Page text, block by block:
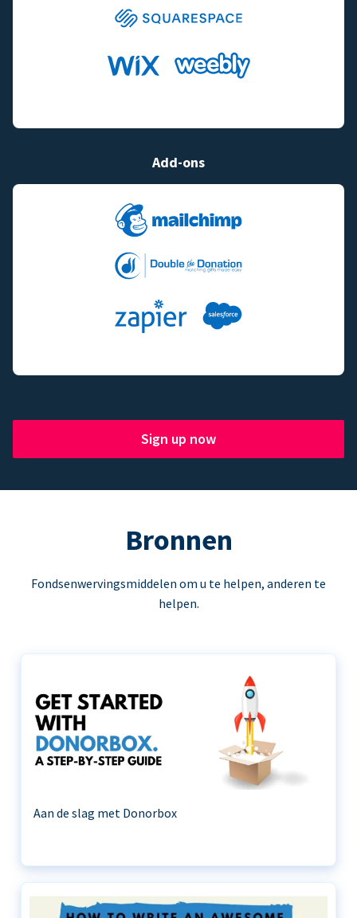
Add-ons
Sign up now
Bronnen
Fondsenwervingsmiddelen om u te helpen, anderen te
helpen.
Aan de slag met Donorbox